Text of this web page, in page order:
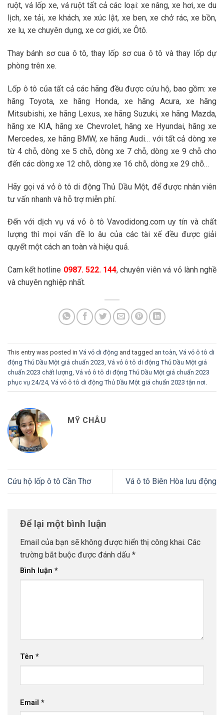
ruột, vá lốp xe, vá ruột tất cả các loại: xe nâng, xe hơi, xe du
lịch, xe tải, xe khách, xe xúc lật, xe ben, xe chở rác, xe bồn,
xe lu, xe chuyên dụng, xe cơ giới, xe Ôtô.
Thay bánh sơ cua ô tô, thay lốp sơ cua ô tô và thay lốp dự
phòng trên xe.
Lốp ô tô của tất cả các hãng đều được cứu hộ, bao gồm: xe
hãng Toyota, xe hãng Honda, xe hãng Acura, xe hãng
Mitsubishi, xe hãng Lexus, xe hãng Suzuki, xe hãng Mazda,
hãng xe KIA, hãng xe Chevrolet, hãng xe Hyundai, hãng xe
Mercedes, xe hãng BMW, xe hãng Audi… với tất cả dòng xe
từ 4 chỗ, dòng xe 5 chỗ, dòng xe 7 chỗ, dòng xe 9 chỗ cho
đến các dòng xe 12 chỗ, dòng xe 16 chỗ, dòng xe 29 chỗ…
Hãy gọi vá vỏ ô tô di động Thủ Dầu Một, để được nhân viên
tư vấn nhanh và hỗ trợ miễn phí.
Đến với dịch vụ vá vỏ ô tô Vavodidong.com uy tín và chất
lượng thì mọi vấn đề lo âu của các tài xế đều được giải
quyết một cách an toàn và hiệu quả.
Cam kết hotline 0987. 522. 144, chuyên viên vá vỏ lành nghề
và chuyên nghiệp nhất.
This entry was posted in Vá vỏ di động and tagged an toàn Vá vỏ ô tô di
động Thủ Dầu Một giá chuẩn 2023 Vá vỏ ô tô di động Thủ Dầu Một giá
chuẩn 2023 chất lượng Vá vỏ ô tô di động Thủ Dầu Một giá chuẩn 2023
phục vụ 24/24, Vá vỏ ô tô di động Thủ Dầu Một giá chuẩn 2023 tận nơi
MỸ CHÂU
Cứu hộ lốp ô tô Cần Thơ Vá ô tô Biên Hòa lưu động
Để lại một bình luận
Email của bạn sẽ không được hiển thị công khai. Các
trường bắt buộc được đánh dấu *
Bình luận *
Tên *
Email *